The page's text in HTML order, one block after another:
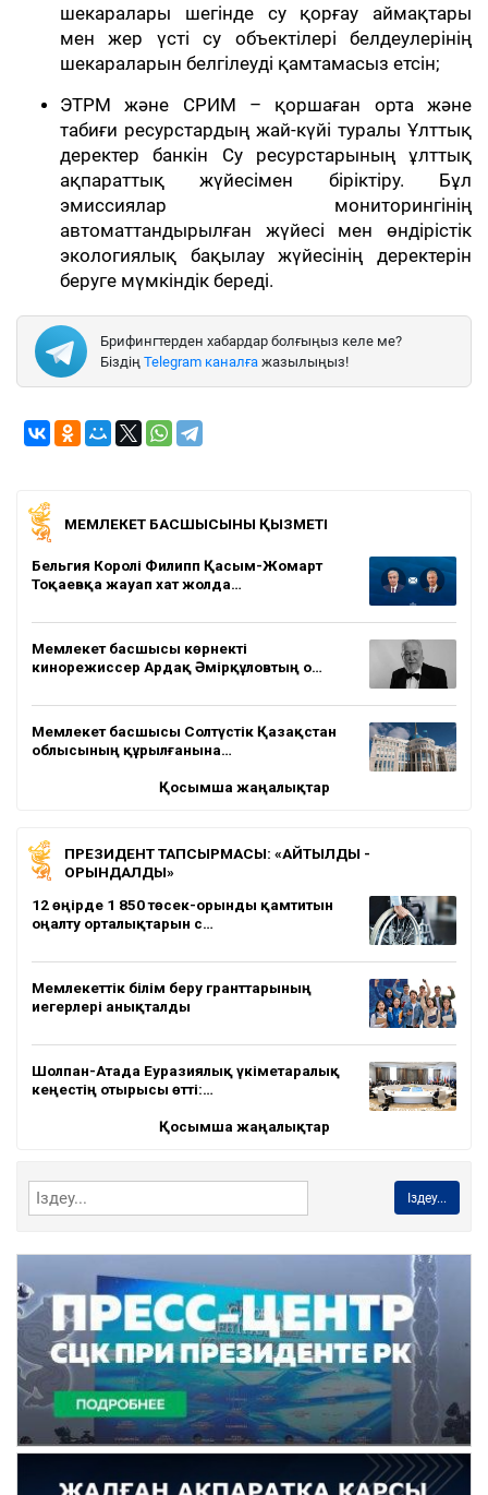
шекаралары шегінде су қорғау аймақтары
мен жер үсті су объектілері белдеулерінің
шекараларын белгілеуді қамтамасыз етсін;
ЭТРМ және СРИМ – қоршаған орта және
табиғи ресурстардың жай-күйі туралы Ұлттық
деректер банкін Су ресурстарының ұлттық
ақпараттық жүйесімен біріктіру. Бұл
эмиссиялар мониторингінің
автоматтандырылған жүйесі мен өндірістік
экологиялық бақылау жүйесінің деректерін
беруге мүмкіндік береді.
Брифингтерден хабардар болғыңыз келе ме?
Біздің Telegram каналға жазылыңыз!
МЕМЛЕКЕТ БАСШЫСЫНЫҢ ҚЫЗМЕТІ
Бельгия Королі Филипп Қасым-Жомарт
Тоқаевқа жауап хат жолда…
Мемлекет басшысы көрнекті
кинорежиссер Ардақ Әмірқұловтың о…
Мемлекет басшысы Солтүстік Қазақстан
облысының құрылғанына…
Қосымша жаңалықтар
ПРЕЗИДЕНТ ТАПСЫРМАСЫ: «АЙТЫЛДЫ -
ОРЫНДАЛДЫ»
12 өңірде 1 850 төсек-орынды қамтитын
оңалту орталықтарын с…
Мемлекеттік білім беру гранттарының
иегерлері анықталды
Шолпан-Атада Еуразиялық үкіметаралық
кеңестің отырысы өтті:…
Қосымша жаңалықтар
Іздеу...